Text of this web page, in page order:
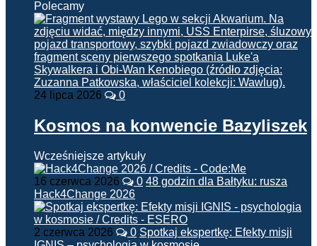
Polecamy
24 lipca 2026 0
Kosmos na konwencie Bazyliszek
Wcześniejsze artykuły
16 czerwca 2026 0 48 godzin dla Bałtyku: rusza
Hack4Change 2026
2 czerwca 2026 0 Spotkaj ekspertkę: Efekty misji